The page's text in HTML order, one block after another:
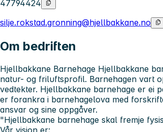
47794424
silje.rokstad.gronning@hjellbakkane.no
Om bedriften
Hjellbakkane Barnehage Hjellbakkane
natur- og friluftsprofil. Barnehagen vart
vedtekter. Hjellbakkane barnehage er ei
er forankra i barnehagelova med
ansvar og sine oppgåver.
"Hjellbakkane barnehage skal fremje
Vår visjon er: